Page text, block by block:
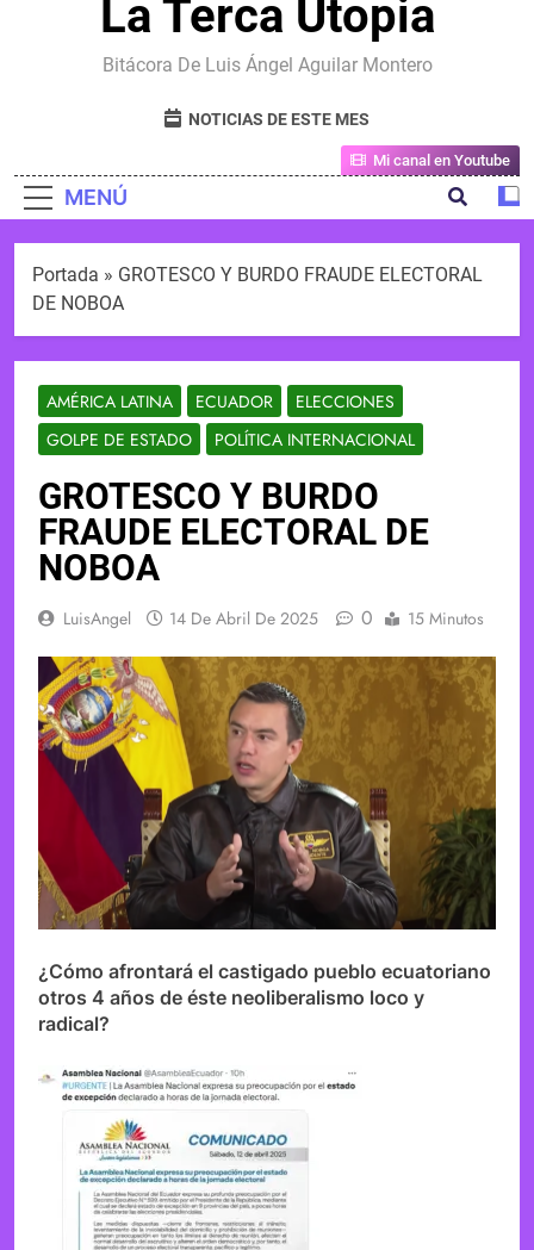
La Terca Utopia
Bitácora De Luis Ángel Aguilar Montero
NOTICIAS DE ESTE MES
MENÚ
Mi canal en Youtube
Portada » GROTESCO Y BURDO FRAUDE ELECTORAL
DE NOBOA
AMÉRICA LATINA ECUADOR
ELECCIONES
GOLPE DE ESTADO
POLÍTICA INTERNACIONAL
GROTESCO Y BURDO
FRAUDE ELECTORAL DE
NOBOA
LuisAngel 14 De Abril De 2025 0 15 Minutos
¿Cómo afrontará el castigado pueblo ecuatoriano
otros 4 años de éste neoliberalismo loco y
radical?